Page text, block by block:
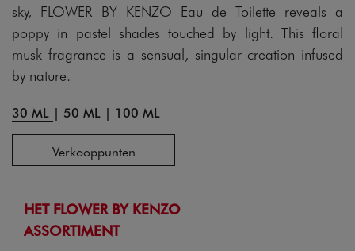
sky, FLOWER BY KENZO Eau de Toilette reveals a
poppy in pastel shades touched by light. This floral
musk fragrance is a sensual, singular creation infused
by nature.
30 ML | 50 ML | 100 ML
Verkooppunten
HET FLOWER BY KENZO
ASSORTIMENT